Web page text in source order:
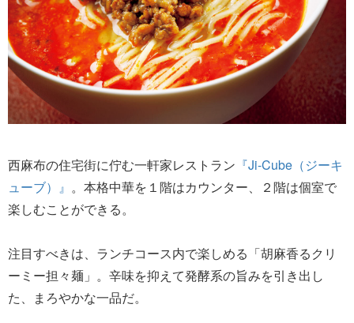
西麻布の住宅街に佇む一軒家レストラン 『Ji-Cube（ジーキ
ューブ）』 。本格中華を１階はカウンター、２階は個室で
楽しむことができる。
注目すべきは、ランチコース内で楽しめる「胡麻香るクリ
ーミー担々麺」。辛味を抑えて発酵系の旨みを引き出し
た、まろやかな一品だ。